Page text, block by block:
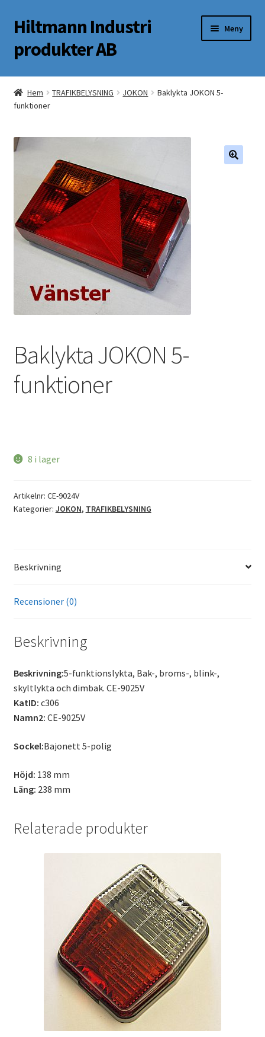
Hoppa
till
navigering
Hoppa
till
innehåll
Hiltmann Industri
produkter AB
Meny
Butik
Om oss
Mitt Konto
Hem TRAFIKBELYSNING JOKON
Baklykta JOKON 5-
funktioner
Baklykta JOKON 5-
funktioner
8 i lager
Artikelnr: CE-9024V
Kategorier: JOKON, TRAFIKBELYSNING
Beskrivning
Recensioner (0)
Beskrivning
Beskrivning:5-funktionslykta, Bak-, broms-, blink-,
skyltlykta och dimbak. CE-9025V
KatID: c306
Namn2: CE-9025V
Sockel:Bajonett 5-polig
Höjd: 138 mm
Läng: 238 mm
Relaterade produkter